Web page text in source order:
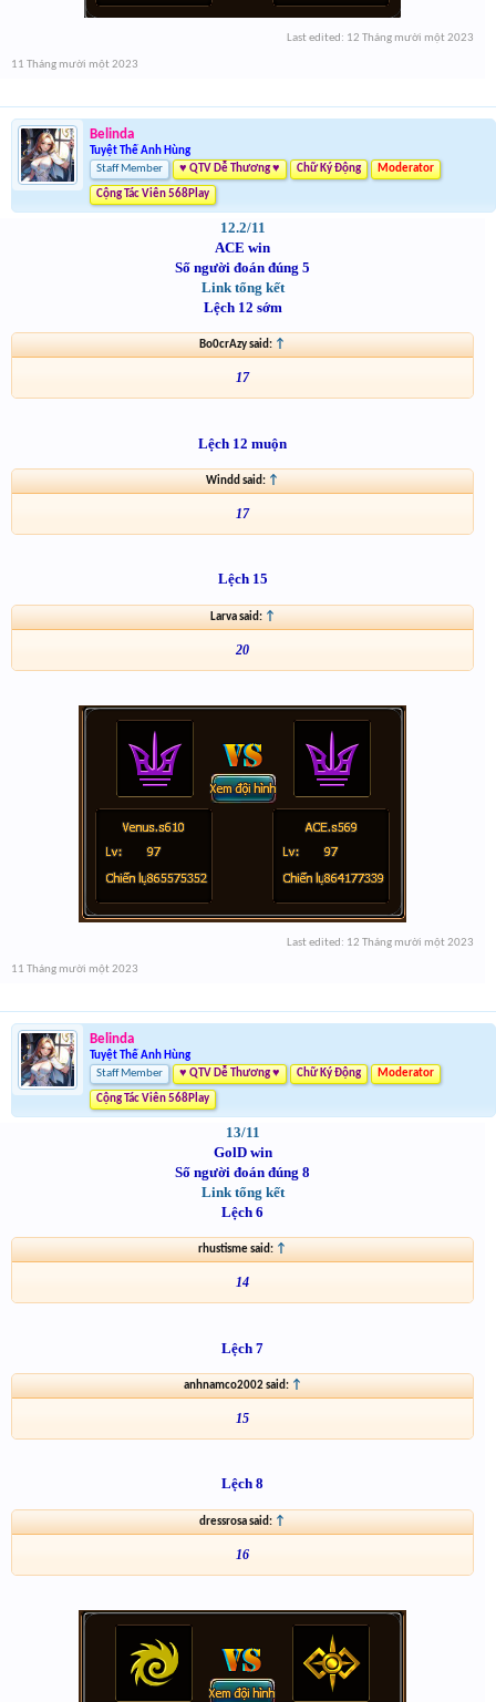
Last edited: 12 Tháng mười một 2023
11 Tháng mười một 2023
Belinda
Tuyệt Thế Anh Hùng
Staff Member
♥ QTV Dễ Thương ♥ Chữ Ký Động Moderator
Cộng Tác Viên 568Play
12.2/11
ACE win
Số người đoán đúng 5
Link tổng kết
Lệch 12 sớm
Bo0crAzy said: ↑
17
Lệch 12 muộn
Windd said: ↑
17
Lệch 15
Larva said: ↑
20
Last edited: 12 Tháng mười một 2023
11 Tháng mười một 2023
Belinda
Tuyệt Thế Anh Hùng
Staff Member
♥ QTV Dễ Thương ♥ Chữ Ký Động Moderator
Cộng Tác Viên 568Play
13/11
GolD win
Số người đoán đúng 8
Link tổng kết
Lệch 6
rhustisme said: ↑
14
Lệch 7
anhnamco2002 said: ↑
15
Lệch 8
dressrosa said: ↑
16